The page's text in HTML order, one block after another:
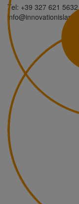
Tel: +39 327 621 5632
info@innovationisland.it